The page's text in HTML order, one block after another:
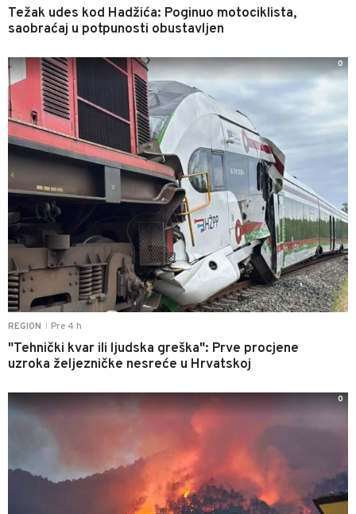
Težak udes kod Hadžića: Poginuo motociklista,
saobraćaj u potpunosti obustavljen
REGION Pre 4 h
"Tehnički kvar ili ljudska greška": Prve procjene
uzroka željezničke nesreće u Hrvatskoj
0
0